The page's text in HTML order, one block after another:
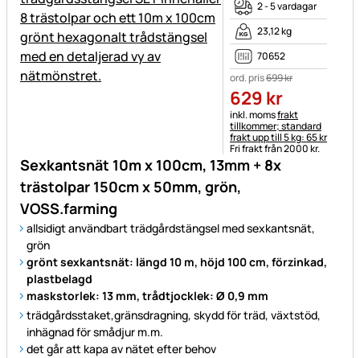
Sexkantsnät 10m x 100cm, 13mm + 8x
trästolpar 150cm x 50mm, grön,
VOSS.farming
allsidigt användbart trädgårdstängsel med sexkantsnät,
grön
grönt sexkantsnät: längd 10 m, höjd 100 cm, förzinkad,
plastbelagd
maskstorlek: 13 mm, trådtjocklek: Ø 0,9 mm
trädgårdsstaket,gränsdragning, skydd för träd, växtstöd,
inhägnad för smådjur m.m.
det går att kapa av nätet efter behov
2 - 5 vardagar
23,12 kg
70652
ord. pris699kr
629 kr
Skatteinformation:
inkl. momsfrakt
tillkommer; standard
frakt upp till 5 kg: 65 kr
Fri frakt från 2000 kr.